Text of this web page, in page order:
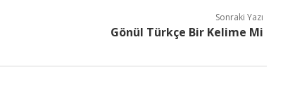
Sonraki Yazı
Gönül Türkçe Bir Kelime Mi